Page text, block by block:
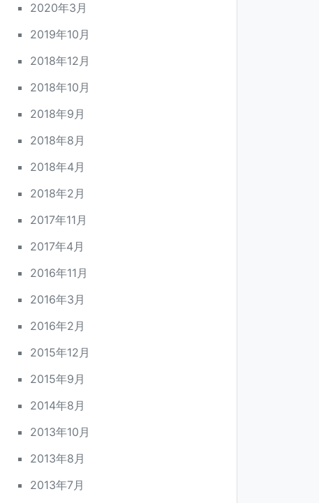
2020年3月
2019年10月
2018年12月
2018年10月
2018年9月
2018年8月
2018年4月
2018年2月
2017年11月
2017年4月
2016年11月
2016年3月
2016年2月
2015年12月
2015年9月
2014年8月
2013年10月
2013年8月
2013年7月